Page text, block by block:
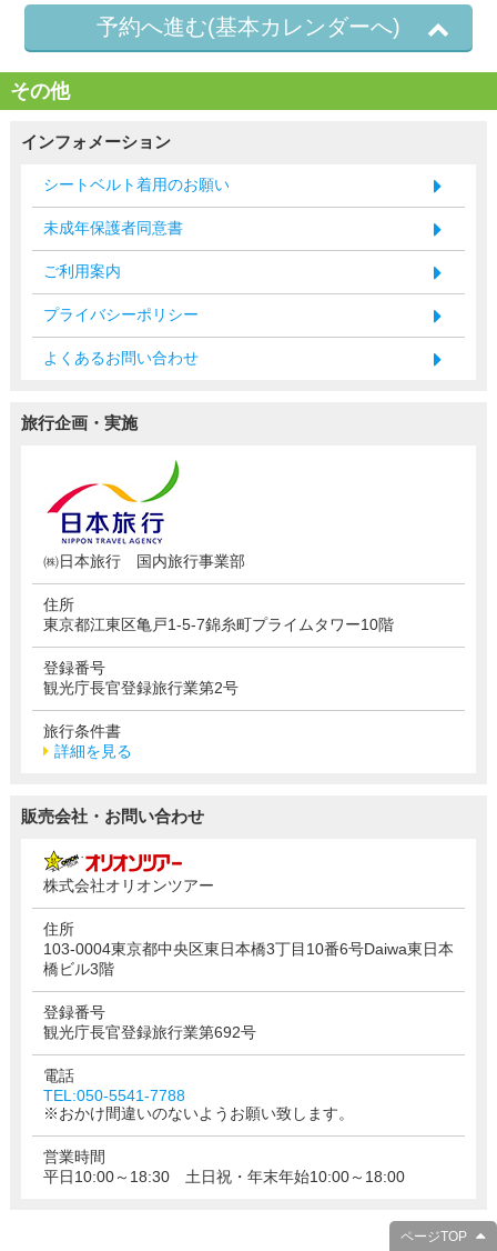
予約へ進む(基本カレンダーへ)
その他
インフォメーション
シートベルト着用のお願い
未成年保護者同意書
ご利用案内
プライバシーポリシー
よくあるお問い合わせ
旅行企画・実施
㈱日本旅行 国内旅行事業部
住所
東京都江東区亀戸1-5-7錦糸町プライムタワー10階
登録番号
観光庁長官登録旅行業第2号
旅行条件書
詳細を見る
販売会社・お問い合わせ
株式会社オリオンツアー
住所
103-0004東京都中央区東日本橋3丁目10番6号Daiwa東日本
橋ビル3階
登録番号
観光庁長官登録旅行業第692号
電話
TEL:050-5541-7788
※おかけ間違いのないようお願い致します。
営業時間
平日10:00～18:30 土日祝・年末年始10:00～18:00
ページTOP